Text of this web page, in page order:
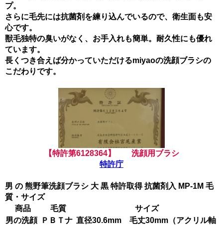
プ。
さらに毛先には抗菌剤を練り込んでいるので、衛生面も安
心です。
獣毛独特の臭いがなく、お手入れも簡単。耐久性にも優れ
ています。
長くつき合えば分かっていただけるmiyaoの洗顔ブラシの
こだわりです。
【特許第6128364】 洗顔用ブラシ
特許庁
男 の 熊野筆洗顔ブラシ 大 黒 特許取得 抗菌剤入 MP-1M 毛
質・サイズ
商品
毛質
サイズ
男の洗顔
ＰＢＴナ 直径30.6mm 毛丈30mm（アクリル軸